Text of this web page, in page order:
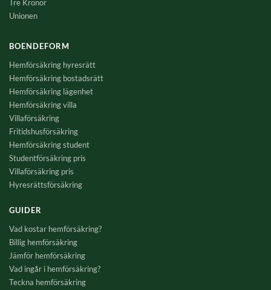
Tre Kronor
Unionen
BOENDEFORM
Hemförsäkring hyresrätt
Hemförsäkring bostadsrätt
Hemförsäkring lägenhet
Hemförsäkring villa
Villaförsäkring
Fritidshusförsäkring
Hemförsäkring student
Studentförsäkring pris
Villaförsäkring pris
Hyresrättsförsäkring
GUIDER
Vad kostar hemförsäkring?
Billig hemförsäkring
Jämför hemförsäkring
Vad ingår i hemförsäkring?
Teckna hemförsäkring